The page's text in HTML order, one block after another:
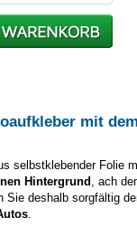
mit
selbstklebender Folie
Hintergrund, ach
Sie deshalb sorgfältig
.